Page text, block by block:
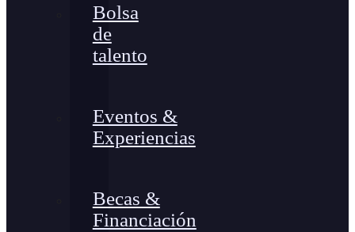
Bolsa
de
talento
Eventos &
Experiencias
Becas &
Financiación